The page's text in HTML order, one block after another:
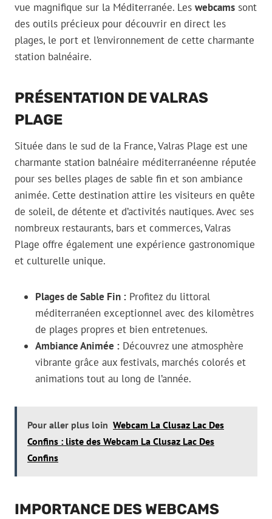
vue magnifique sur la Méditerranée. Les webcams sont
des outils précieux pour découvrir en direct les
plages, le port et l’environnement de cette charmante
station balnéaire.
PRÉSENTATION DE VALRAS
PLAGE
Située dans le sud de la France, Valras Plage est une
charmante station balnéaire méditerranéenne réputée
pour ses belles plages de sable fin et son ambiance
animée. Cette destination attire les visiteurs en quête
de soleil, de détente et d’activités nautiques. Avec ses
nombreux restaurants, bars et commerces, Valras
Plage offre également une expérience gastronomique
et culturelle unique.
Plages de Sable Fin : Profitez du littoral
méditerranéen exceptionnel avec des kilomètres
de plages propres et bien entretenues.
Ambiance Animée : Découvrez une atmosphère
vibrante grâce aux festivals, marchés colorés et
animations tout au long de l’année.
Pour aller plus loin Webcam La Clusaz Lac Des
Confins : liste des Webcam La Clusaz Lac Des
Confins
IMPORTANCE DES WEBCAMS